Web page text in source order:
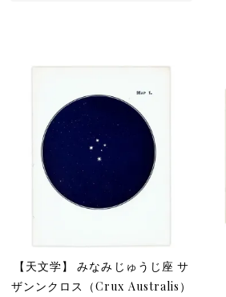
【天文学】 みなみじゅうじ座 サ
ザンンクロス（Crux Australis）